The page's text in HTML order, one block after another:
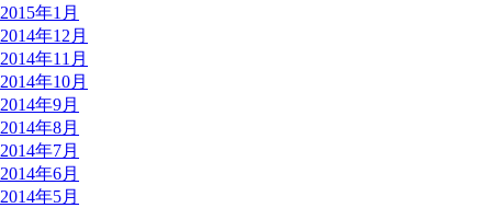
2015年1月
2014年12月
2014年11月
2014年10月
2014年9月
2014年8月
2014年7月
2014年6月
2014年5月